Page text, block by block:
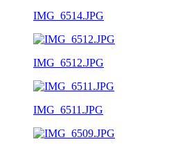
IMG_6514.JPG
IMG_6512.JPG
IMG_6511.JPG